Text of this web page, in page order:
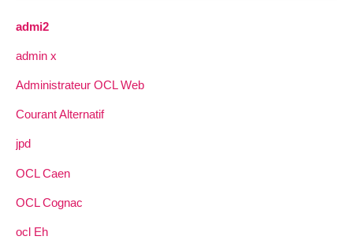
admi2
admin x
Administrateur OCL Web
Courant Alternatif
jpd
OCL Caen
OCL Cognac
ocl Eh